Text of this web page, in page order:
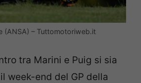
(ANSA) – Tuttomotoriweb.it
tra Marini e Puig si sia
week-end del GP della